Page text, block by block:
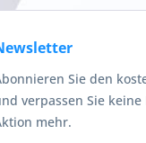
Sie den
verpassen Sie
mehr.